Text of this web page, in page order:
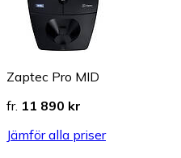
Zaptec Pro MID
fr. 11 890 kr
Jämför alla priser